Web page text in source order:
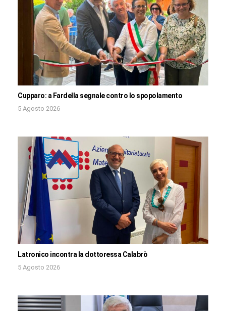
Cupparo: a Fardella segnale contro lo spopolamento
5 Agosto 2026
Latronico incontra la dottoressa Calabrò
5 Agosto 2026